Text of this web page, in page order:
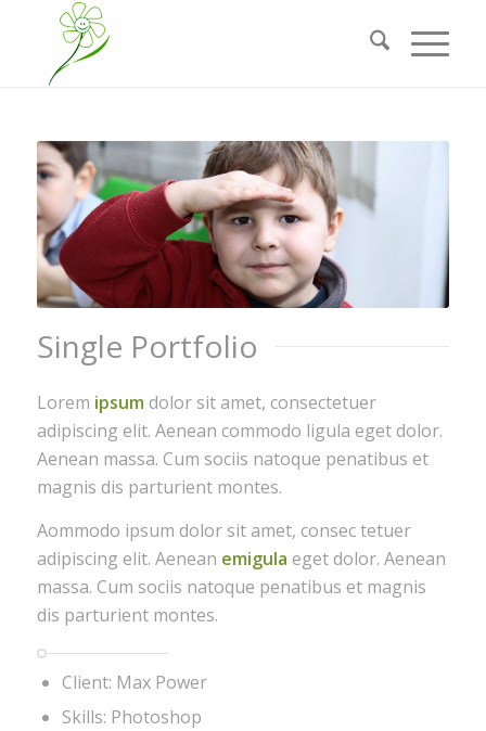
Single Portfolio
Lorem ipsum dolor sit amet, consectetuer
adipiscing elit. Aenean commodo ligula eget dolor.
Aenean massa. Cum sociis natoque penatibus et
magnis dis parturient montes.
Aommodo ipsum dolor sit amet, consec tetuer
adipiscing elit. Aenean emigula eget dolor. Aenean
massa. Cum sociis natoque penatibus et magnis
dis parturient montes.
Client: Max Power
Skills: Photoshop